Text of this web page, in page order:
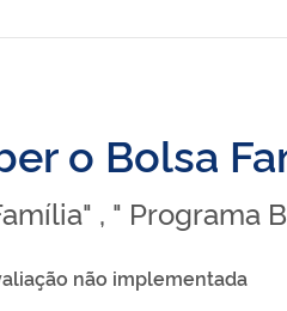
o Bolsa
, " Programa
não implementada